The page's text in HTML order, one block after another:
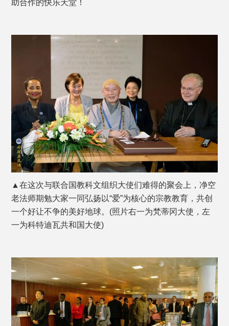
助合作的快乐天堂！
▲在这次与联合国教科文组织大使们难得的聚会上，净空
老法师期勉大家一同弘扬以“爱”为核心的宗教教育，共创
一个好让不争的美好地球。(照片右一为梵蒂冈大使，左
一为科特迪瓦共和国大使)